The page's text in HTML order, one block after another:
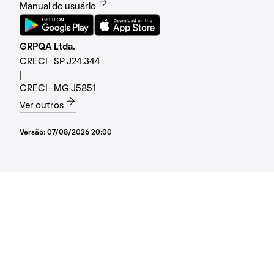
Manual do usuário
GRPQA Ltda.
CRECI-SP J24.344
CRECI-MG J5851
Ver outros
Versão: 07/08/2026 20:00